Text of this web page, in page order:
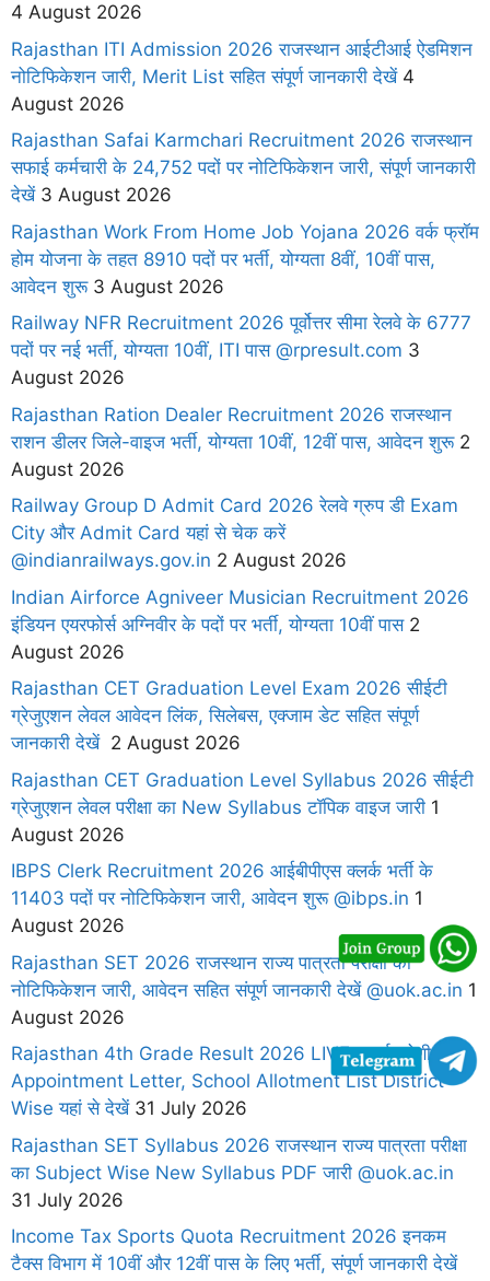
4 August 2026
Rajasthan ITI Admission 2026 राजस्थान आईटीआई ऐडमिशन
नोटिफिकेशन जारी, Merit List सहित संपूर्ण जानकारी देखें4
August 2026
Rajasthan Safai Karmchari Recruitment 2026 राजस्थान
सफाई कर्मचारी के 24,752 पदों पर नोटिफिकेशन जारी, संपूर्ण जानकारी
देखें3 August 2026
Rajasthan Work From Home Job Yojana 2026 वर्क फ्रॉम
होम योजना के तहत 8910 पदों पर भर्ती, योग्यता 8वीं, 10वीं पास,
आवेदन शुरू3 August 2026
Railway NFR Recruitment 2026 पूर्वोत्तर सीमा रेलवे के 6777
पदों पर नई भर्ती, योग्यता 10वीं, ITI पास @rpresult.com 3
August 2026
Rajasthan Ration Dealer Recruitment 2026 राजस्थान
राशन डीलर जिले-वाइज भर्ती, योग्यता 10वीं, 12वीं पास, आवेदन शुरू2
August 2026
Railway Group D Admit Card 2026 रेलवे ग्रुप डी Exam
City और Admit Card यहां से चेक करें
@indianrailways.gov.in 2 August 2026
Indian Airforce Agniveer Musician Recruitment 2026
इंडियन एयरफोर्स अग्निवीर के पदों पर भर्ती, योग्यता 10वीं पास2
August 2026
Rajasthan CET Graduation Level Exam 2026 सीईटी
ग्रेजुएशन लेवल आवेदन लिंक, सिलेबस, एक्जाम डेट सहित संपूर्ण
जानकारी देखें 2 August 2026
Rajasthan CET Graduation Level Syllabus 2026 सीईटी
ग्रेजुएशन लेवल परीक्षा का New Syllabus टॉपिक वाइज जारी 1
August 2026
IBPS Clerk Recruitment 2026 आईबीपीएस क्लर्क भर्ती के
11403 पदों पर नोटिफिकेशन जारी, आवेदन शुरू @ibps.in 1
August 2026
Rajasthan SET 2026 राजस्थान राज्य पात्रता परीक्षा का
नोटिफिकेशन जारी, आवेदन सहित संपूर्ण जानकारी देखें @uok.ac.in 1
August 2026
Rajasthan 4th Grade Result 2026 LIVE चतुर्थ श्रेणी
Appointment Letter, School Allotment List District
Wise यहां से देखें31 July 2026
Rajasthan SET Syllabus 2026 राजस्थान राज्य पात्रता परीक्षा
का Subject Wise New Syllabus PDF जारी @uok.ac.in
31 July 2026
Income Tax Sports Quota Recruitment 2026 इनकम
टैक्स विभाग में 10वीं और 12वीं पास के लिए भर्ती, संपूर्ण जानकारी देखें